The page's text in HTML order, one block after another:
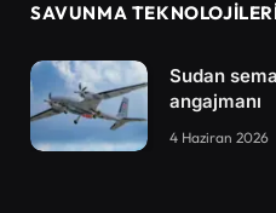
SAVUNMA
Sudan
angajmanı
4 Haziran 2026